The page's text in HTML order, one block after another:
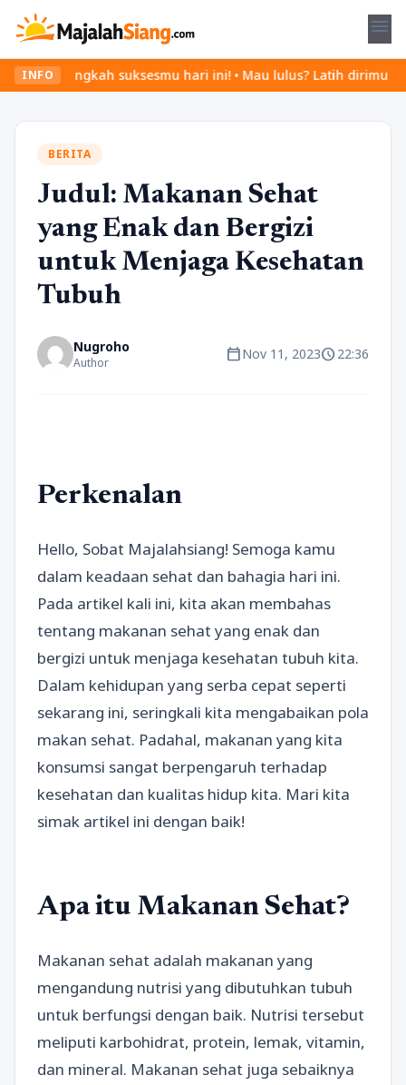
menu
INFO suksesmu hari ini! • Mau lulus? Latih dirimu dengan
BERITA
Judul: Makanan Sehat
yang Enak dan Bergizi
untuk Menjaga Kesehatan
Tubuh
Nugroho
Author calendar_todayNov 11, 2023schedule22:36
Perkenalan
Hello, Sobat Majalahsiang! Semoga kamu
dalam keadaan sehat dan bahagia hari ini.
Pada artikel kali ini, kita akan membahas
tentang makanan sehat yang enak dan
bergizi untuk menjaga kesehatan tubuh kita.
Dalam kehidupan yang serba cepat seperti
sekarang ini, seringkali kita mengabaikan pola
makan sehat. Padahal, makanan yang kita
konsumsi sangat berpengaruh terhadap
kesehatan dan kualitas hidup kita. Mari kita
simak artikel ini dengan baik!
Apa itu Makanan Sehat?
Makanan sehat adalah makanan yang
mengandung nutrisi yang dibutuhkan tubuh
untuk berfungsi dengan baik. Nutrisi tersebut
meliputi karbohidrat, protein, lemak, vitamin,
dan mineral. Makanan sehat juga sebaiknya